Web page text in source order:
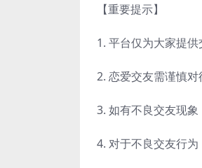
【重要提示】
1. 平台仅为大家提
2. 恋爱交友需谨慎对
3. 如有不良交友现象
4. 对于不良交友行